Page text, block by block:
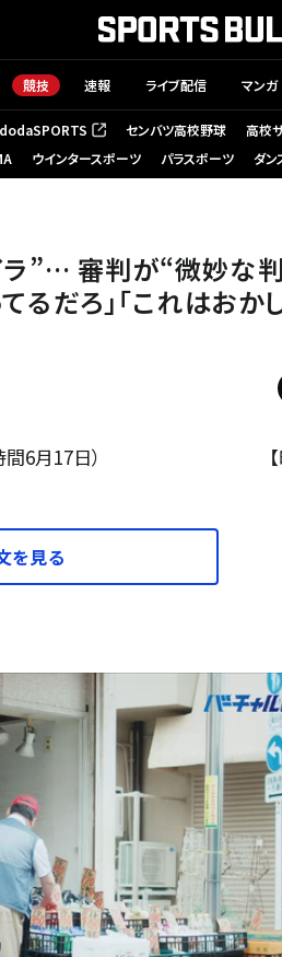
競技 速報 ライブ配信 マンガ
dodaSPORTS
（新しいタブで開く） センバツ高校野球 高校
ウインタースポーツ パラスポーツ ダン
ラ”… 審判が“微妙な
だろ」「これはおか
・日本時間6月17日） 【映
を見る